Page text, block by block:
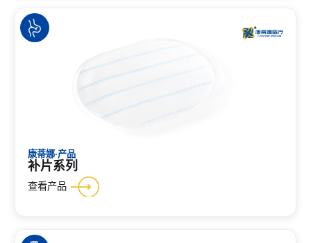
康蒂娜·产品
补片系列
查看产品